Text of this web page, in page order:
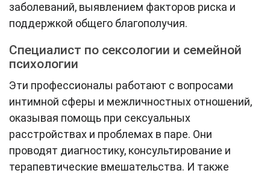
заболеваний, выявлением факторов риска и
поддержкой общего благополучия.
Специалист по сексологии и семейной
психологии
Эти профессионалы работают с вопросами
интимной сферы и межличностных отношений,
оказывая помощь при сексуальных
расстройствах и проблемах в паре. Они
проводят диагностику, консультирование и
терапевтические вмешательства. И также